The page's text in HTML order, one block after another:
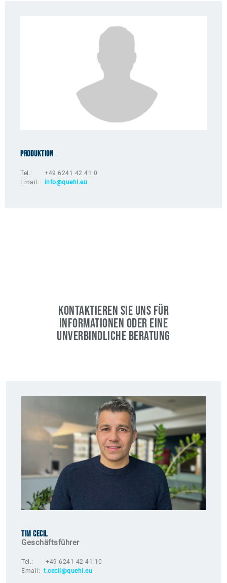
Produktion
Tel.: +49 6241 42 41 0
Email:
info@quehl.eu
KONTAKTIEREN SIE UNS FÜR
INFORMATIONEN ODER EINE
UNVERBINDLICHE BERATUNG
TIM CECIL
Geschäftsführer
Tel.: +49 6241 42 41 10
Email: t.cecil @quehl.eu